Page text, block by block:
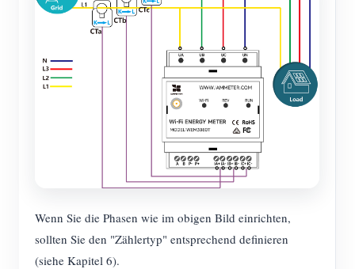
Wenn Sie die Phasen wie im obigen Bild einrichten,
sollten Sie den "Zählertyp" entsprechend definieren
(siehe Kapitel 6).